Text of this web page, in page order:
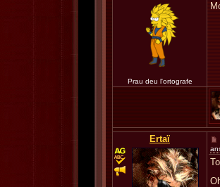
Prau deu l'ortografe
Ertaï